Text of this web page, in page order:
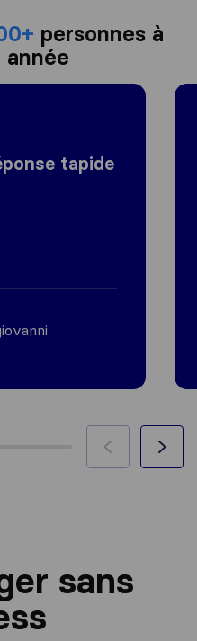
personnes à
année
tapide
sans